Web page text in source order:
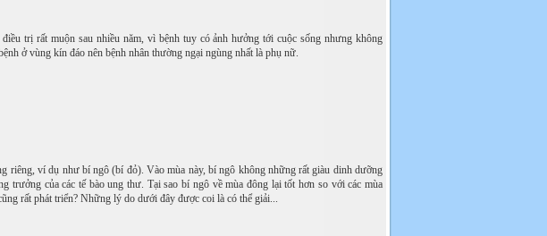
trị rất muộn sau nhiều năm, vì bệnh tuy có ảnh hưởng tới cuộc sống nhưng không
ở vùng kín đáo nên bệnh nhân thường ngại ngùng nhất là phụ nữ.
riêng, ví dụ như bí ngô (bí đỏ). Vào mùa này, bí ngô không những rất giàu dinh dưỡng
trưởng của các tế bào ung thư. Tại sao bí ngô về mùa đông lại tốt hơn so với các mùa
rất phát triển? Những lý do dưới đây được coi là có thể giải...